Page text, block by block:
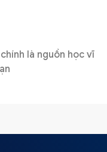
là nguồn học vĩ